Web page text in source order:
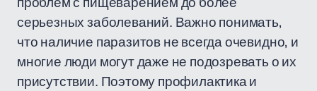
серьезных заболеваний. Важно понимать,
что наличие паразитов не всегда очевидно, и
многие люди могут даже не подозревать о их
присутствии. Поэтому профилактика и